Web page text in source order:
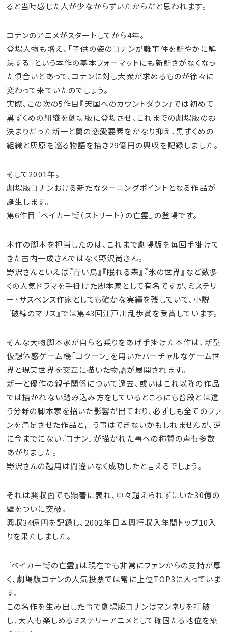
ると当時感じた人が少なからずいたからだと思われます。
コナンのアニメがスタートしてから4年。
登場人物も増え、「子供の姿のコナンが難事件を鮮やかに解
決する」という本作の基本フォーマットにも新鮮さがなくなっ
た頃合いとあって、コナンに対し大衆が求めるものが徐々に
変わって来ていたのでしょう。
実際、この次の5作目『天国へのカウントダウン』では初めて
黒ずくめの組織を劇場版に登場させ、これまでの劇場版のお
決まりだった新一と蘭の恋愛要素をかなり抑え、黒ずくめの
組織と灰原を巡る物語を描き29億円の興収を記録しました。
そして2001年。
劇場版コナンおける新たなターニングポイントとなる作品が
誕生します。
第6作目『ベイカー街（ストリート）の亡霊』の登場です。
本作の脚本を担当したのは、これまで劇場版を毎回手掛けて
きた古内一成さんではなく野沢尚さん。
野沢さんといえば『青い鳥』『眠れる森』『氷の世界』など数多
くの人気ドラマを手掛けた脚本家として有名ですが、ミステリ
ー・サスペンス作家としても確かな実績を残していて、小説
『破線のマリス』では第43回江戸川乱歩賞を受賞しています。
そんな大物脚本家が自ら名乗りをあげ手掛けた本作は、新型
仮想体感ゲーム機「コクーン」を用いたバーチャルなゲーム世
界と現実世界を交互に描いた物語が展開されます。
新一と優作の親子関係について過去、或いはこれ以降の作品
では描かれない踏み込み方をしているところにも普段とは違
う分野の脚本家を招いた影響が出ており、必ずしも全てのファ
ンを満足させた作品と言う事はできないかもしれませんが、逆
に今までにない『コナン』が描かれた事への称賛の声も多数
あがりました。
野沢さんの起用は間違いなく成功したと言えるでしょう。
それは興収面でも顕著に表れ、中々超えられずにいた30億の
壁をついに突破。
興収34億円を記録し、2002年日本興行収入年間トップ10入
りを果たしました。
『ベイカー街の亡霊』は現在でも非常にファンからの支持が厚
く、劇場版コナンの人気投票では常に上位TOP3に入っていま
す。
この名作を生み出した事で劇場版コナンはマンネリを打破
し、大人も楽しめるミステリーアニメとして確固たる地位を築